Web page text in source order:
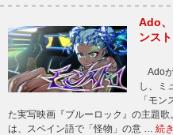
Ado、
ンス
Ado
し、ミ
「モ
た実写映画『ブルーロック』の主題歌
は、スペイン語で「怪物」の意 … 続